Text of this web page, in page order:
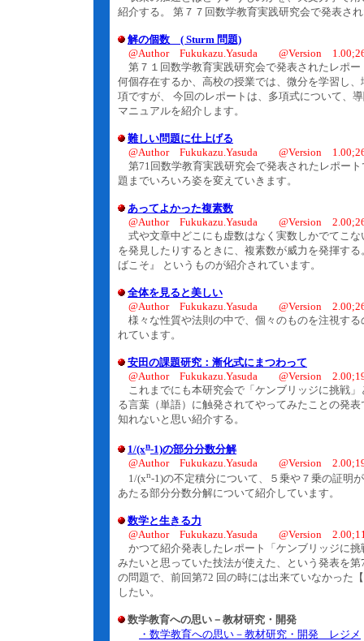
紹介する。 第７７回数学教育実践研究会で発表さ
解の個数 ( Sturm 問題)
@Author Fukukazu.Yasuda @Version
第７１回数学教育実践研究会で発表されたレポ
何個存在するか、高校の授業では、微分を学習し
項ですが、 今回のレポートは、多項式について、
マニュアルを紹介します。
難しい問題に仕上げる
@Author Fukukazu.Yasuda @Version
第71回数学教育実践研究会で発表されたレポー
題までいろいろ姿を変えていきます。
あってよかった複素数
@Author Fukukazu.Yasuda @Version
式や文章中どこにも虚数はなく実数しかでてこ
を発見したりするときに、複素数が威力を発揮す
ばこそ』 というものが紹介されています。
全体を見ると美しい
@Author Fukukazu.Yasuda @Version
様々な性質や法則の中で、個々のものを注視す
れています。
安田の課題研究：漸化式にまつわって
@Author Fukukazu.Yasuda @Version
これまでにも本研究会で「ケンブリッジに挑戦
る言葉（単語）に触発されてやってみたことの発
知れないと思い紹介する。
1/(xn-1)の部分分数分解
@Author Fukukazu.Yasuda @Version
1/(xn-1)の不定積分について、５乗や７乗の証明
あたる部分分数分解について紹介しています。
数学と生きる力
@Author Fukukazu.Yasuda @Version
かつて紹介発表したレポート「ケンブリッジに
みたいと思っていた技法が使えた、という発表を
の問題で、前回第72 回の時には出来ていなかった
したい。
数学教育への思い－教材研究・開発
・数学教育への思い－教材研究・開発 レジメ